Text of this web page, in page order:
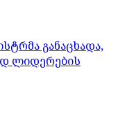
განაცხადა,
ლიდერების